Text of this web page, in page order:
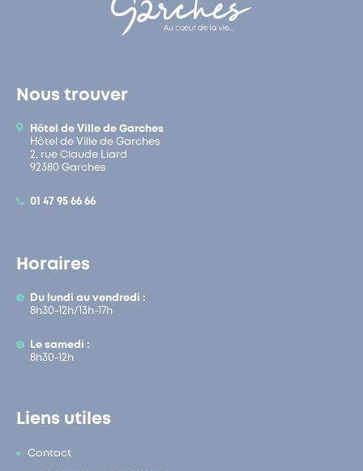
Nous trouver
Hôtel de Ville de Garches
Hôtel de Ville de Garches
2, rue Claude Liard
92380 Garches
01 47 95 66 66
Horaires
Du lundi au vendredi :
8h30-12h/13h-17h
Le samedi :
8h30-12h
Liens utiles
Contact